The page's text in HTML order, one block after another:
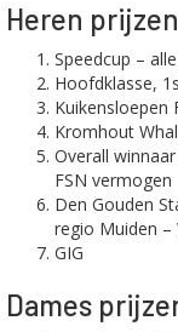
Heren prijzen
Speedcup –
Hoofdklasse,
Kuikensloepen
Kromhout
Overall
FSN vermogen
Den Gouden
regio Muiden –
GIG
Dames